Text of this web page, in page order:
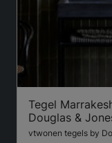
Tegel
Douglas &
vtwonen tegels by